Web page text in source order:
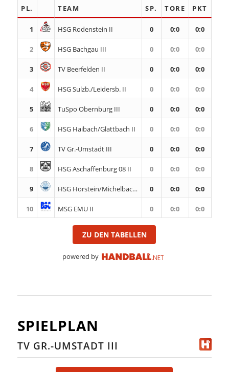
PL. TEAM SP. TORE PKT
1 HSG Rodenstein II 0 0:0 0:0
2 HSG Bachgau III 0 0:0 0:0
3 TV Beerfelden II 0 0:0 0:0
4 HSG Sulzb./Leidersb. II 0 0:0 0:0
5 TuSpo Obernburg III 0 0:0 0:0
6 HSG Haibach/Glattbach II 0 0:0 0:0
7 TV Gr.-Umstadt III 0 0:0 0:0
8 HSG Aschaffenburg 08 II 0 0:0 0:0
9 HSG Hörstein/Michelbach II 0 0:0 0:0
10 MSG EMU II 0 0:0 0:0
ZU DEN TABELLEN
powered by
SPIELPLAN
TV GR.-UMSTADT III